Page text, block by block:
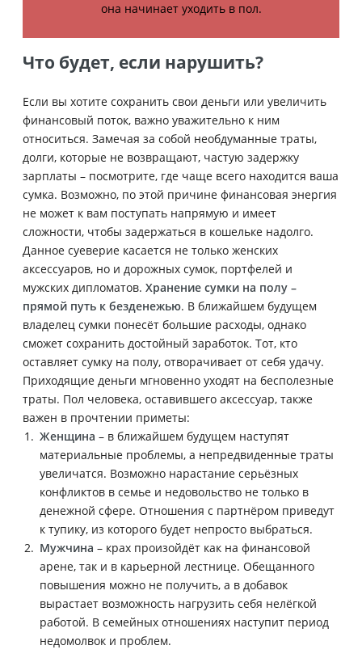
она начинает уходить в пол.
Что будет, если нарушить?
Если вы хотите сохранить свои деньги или увеличить
финансовый поток, важно уважительно к ним
относиться. Замечая за собой необдуманные траты,
долги, которые не возвращают, частую задержку
зарплаты – посмотрите, где чаще всего находится ваша
сумка. Возможно, по этой причине финансовая энергия
не может к вам поступать напрямую и имеет
сложности, чтобы задержаться в кошельке надолго.
Данное суеверие касается не только женских
аксессуаров, но и дорожных сумок, портфелей и
мужских дипломатов. Хранение сумки на полу –
прямой путь к безденежью. В ближайшем будущем
владелец сумки понесёт большие расходы, однако
сможет сохранить достойный заработок. Тот, кто
оставляет сумку на полу, отворачивает от себя удачу.
Приходящие деньги мгновенно уходят на бесполезные
траты. Пол человека, оставившего аксессуар, также
важен в прочтении приметы:
Женщина – в ближайшем будущем наступят
материальные проблемы, а непредвиденные траты
увеличатся. Возможно нарастание серьёзных
конфликтов в семье и недовольство не только в
денежной сфере. Отношения с партнёром приведут
к тупику, из которого будет непросто выбраться.
Мужчина – крах произойдёт как на финансовой
арене, так и в карьерной лестнице. Обещанного
повышения можно не получить, а в добавок
вырастает возможность нагрузить себя нелёгкой
работой. В семейных отношениях наступит период
недомолвок и проблем.